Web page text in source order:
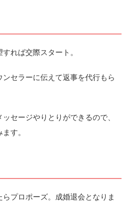
れば交際スタート。
セラーに伝えて返事を代行もら
セージやりとりができるので、
す。
プロポーズ。成婚退会となりま